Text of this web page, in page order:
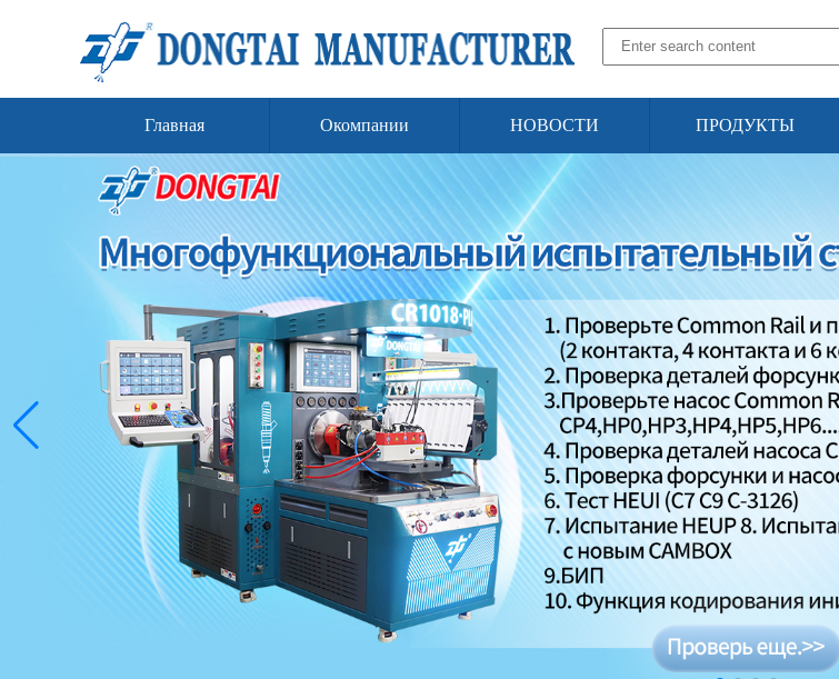
Главная Окомпании НОВОСТИ ПРОДУКТЫ